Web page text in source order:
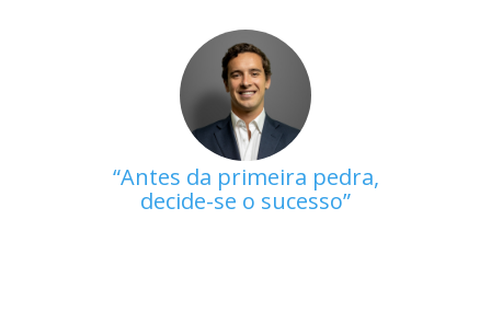
Antes da primeira pedra,
decide-se o sucesso